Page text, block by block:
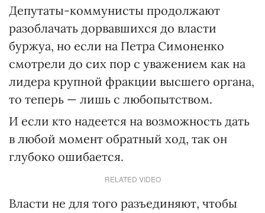
Депутаты-коммунисты продолжают
разоблачать дорвавшихся до власти
буржуа, но если на Петра Симоненко
смотрели до сих пор с уважением как на
лидера крупной фракции высшего органа,
то теперь — лишь с любопытством.
И если кто надеется на возможность дать
в любой момент обратный ход, так он
глубоко ошибается.
RELATED VIDEO
Власти не для того разъединяют, чтобы